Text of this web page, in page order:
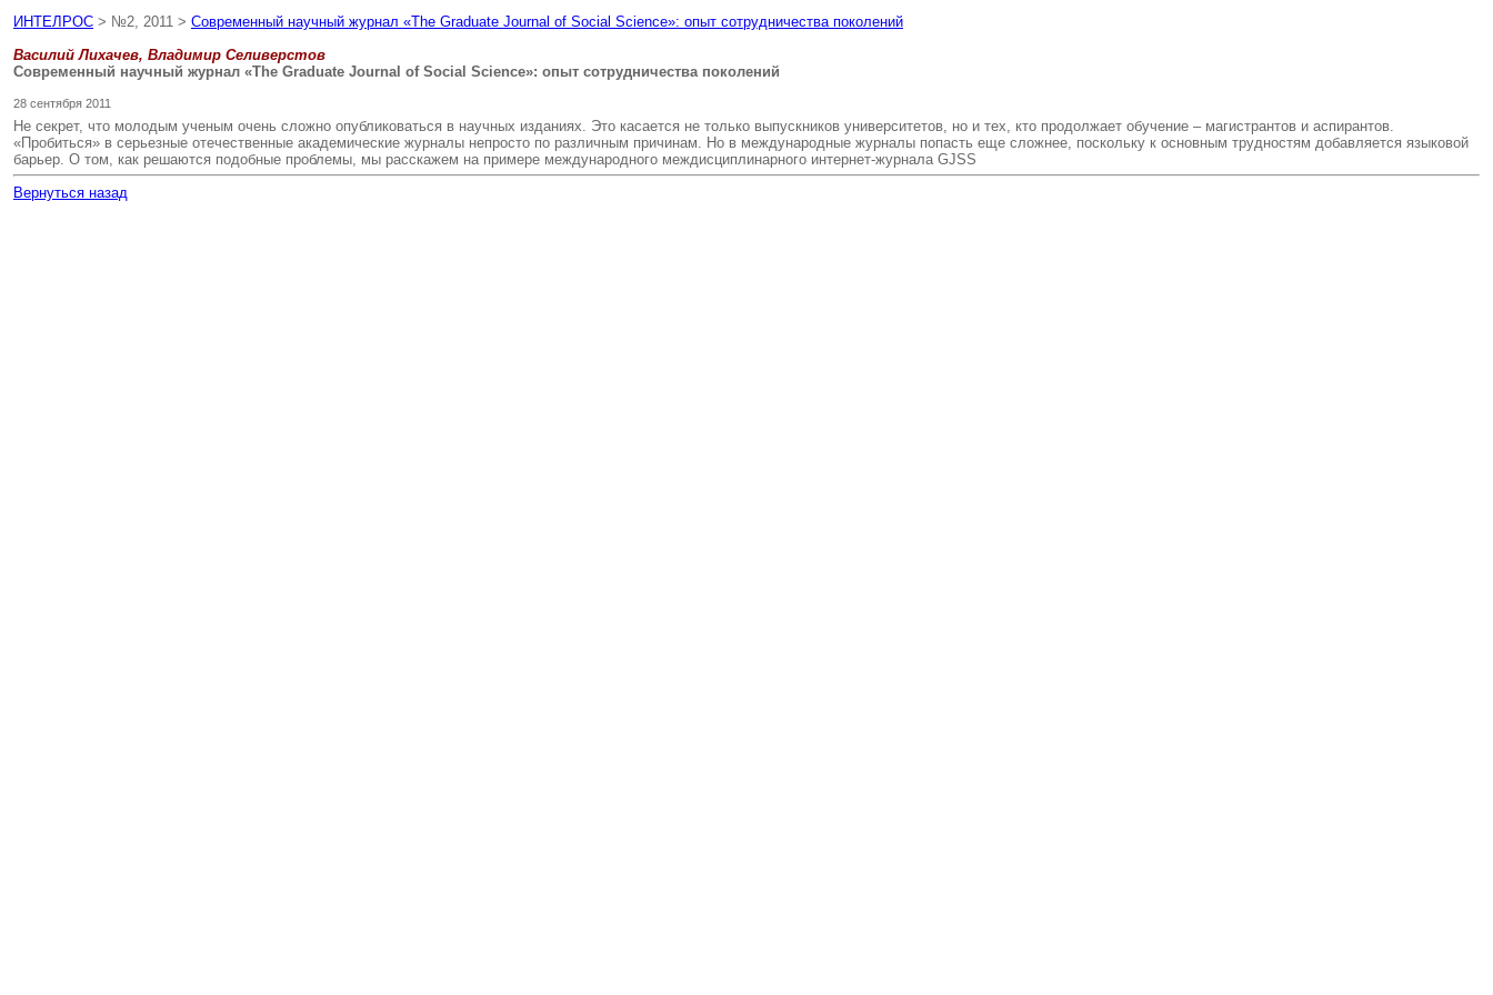
ИНТЕЛРОС > №2, 2011 > Современный научный журнал «The Graduate Journal of Social Science»: опыт сотрудничества поколений
Василий Лихачев, Владимир Селиверстов
Современный научный журнал «The Graduate Journal of Social Science»: опыт сотрудничества поколений
28 сентября 2011
Не секрет, что молодым ученым очень сложно опубликоваться в научных изданиях. Это касается не только выпускников университетов, но и тех, кто продолжает обучение – магистрантов и аспирантов.
«Пробиться» в серьезные отечественные академические журналы непросто по различным причинам. Но в международные журналы попасть еще сложнее, поскольку к основным трудностям добавляется языковой
барьер. О том, как решаются подобные проблемы, мы расскажем на примере международного междисциплинарного интернет-журнала GJSS
Вернуться назад